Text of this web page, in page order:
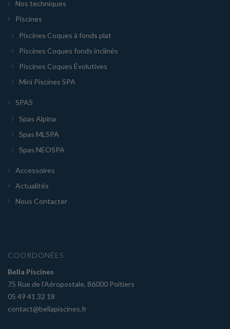
Nos techniques
Piscines
Piscines Coques à fonds plat
Piscines Coques fonds inclinés
Piscines Coques Évolutives
Mini Piscines SPA
SPAS
Spas Alpina
Spas MLSPA
Spas NEOSPA
Accessoires
Actualités
Nous Contacter
COORDONÉES
Bella Piscines
75 Rue de l’Aéropostale, 86000 Poitiers
05 49 41 32 18
contact@bellapiscines.fr